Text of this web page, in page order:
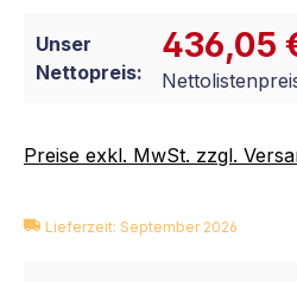
Unser
Nettopreis:
436,05
Preise exkl. MwSt. zzgl.
Lieferzeit: September 2026